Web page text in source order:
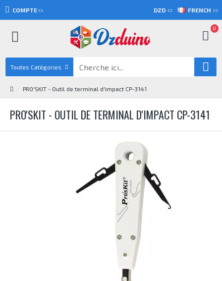
COMPTE DZD FRENCH
0
Toutes Catégories
PRO'SKIT - Outil de terminal d'impact CP-3141
PRO'SKIT - OUTIL DE TERMINAL D'IMPACT CP-3141